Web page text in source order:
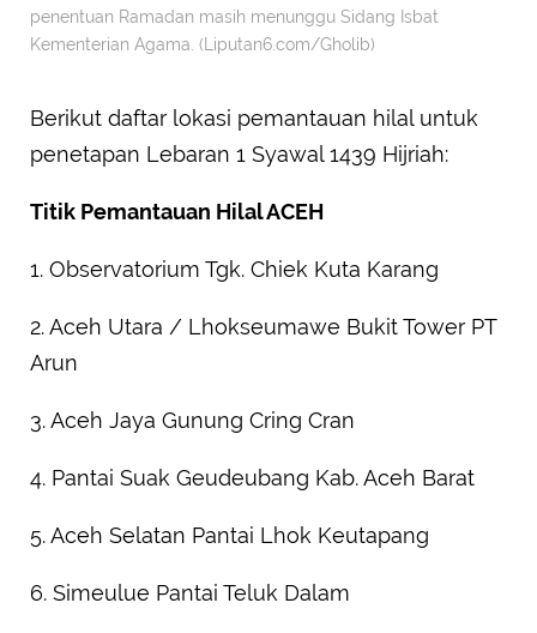
penentuan Ramadan masih menunggu Sidang Isbat
Kementerian Agama. (Liputan6.com/Gholib)
Berikut daftar lokasi pemantauan hilal untuk
penetapan Lebaran 1 Syawal 1439 Hijriah:
Titik Pemantauan Hilal ACEH
1. Observatorium Tgk. Chiek Kuta Karang
2. Aceh Utara / Lhokseumawe Bukit Tower PT
Arun
3. Aceh Jaya Gunung Cring Cran
4. Pantai Suak Geudeubang Kab. Aceh Barat
5. Aceh Selatan Pantai Lhok Keutapang
6. Simeulue Pantai Teluk Dalam